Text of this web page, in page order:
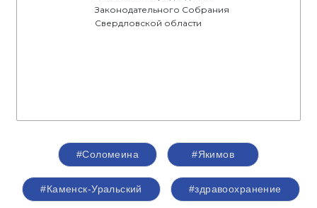
Законодательного Собрания
Свердловской области
#Соломеина #Якимов
#Каменск-Уральский #здравоохранение